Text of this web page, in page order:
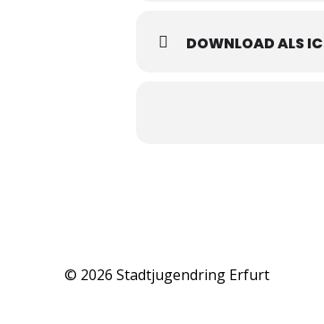
DOWNLOAD ALS
© 2026 Stadtjugendring Erfurt